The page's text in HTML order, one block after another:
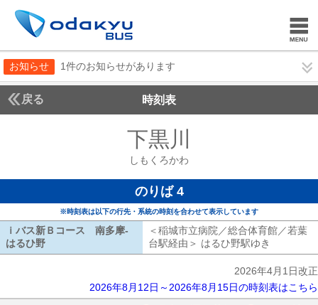
お知らせ 1件のお知らせがあります
戻る 時刻表
下黒川
しもくろかわ
のりば 4
※時刻表は以下の行先・系統の時刻を合わせて表示しています
ｉバス新Ｂコース 南多摩-
はるひ野 ｉバス新Ｂコース 南多摩-はるひ野
＜稲城市立病院／総合体育館／若葉
台駅経由＞ はるひ野駅ゆき
2026年4月1日改正
2026年8月12日～2026年8月15日の時刻表はこちら